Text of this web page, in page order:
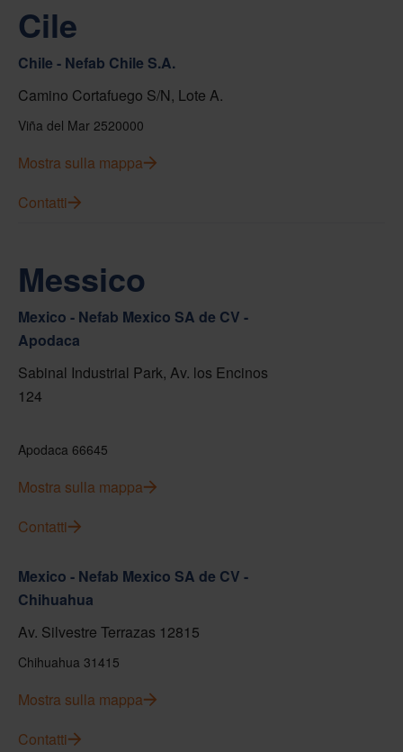
Cile
Chile - Nefab Chile S.A.
Camino Cortafuego S/N, Lote A.
Viña del Mar 2520000
Mostra sulla mappa
Contatti
Messico
Mexico - Nefab Mexico SA de CV -
Apodaca
Sabinal Industrial Park, Av. los Encinos
124
Apodaca 66645
Mostra sulla mappa
Contatti
Mexico - Nefab Mexico SA de CV -
Chihuahua
Av. Silvestre Terrazas 12815
Chihuahua 31415
Mostra sulla mappa
Contatti